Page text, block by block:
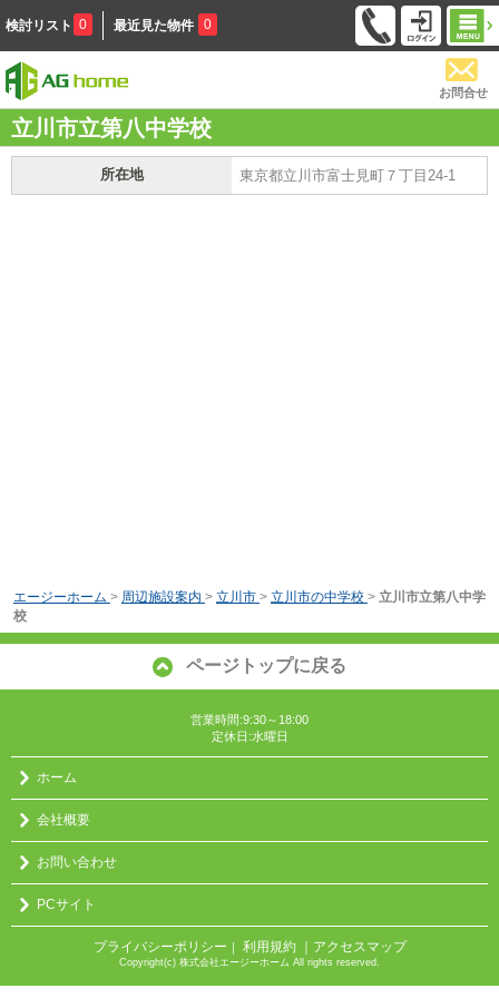
検討リスト 0 最近見た物件 0
お問合せ
立川市立第八中学校
所在地 東京都立川市富士見町７丁目24-1
エージーホーム > 周辺施設案内 > 立川市 > 立川市の中学校 > 立川市立第八中学
校
ページトップに戻る
営業時間:9:30～18:00
定休日:水曜日
ホーム
会社概要
お問い合わせ
PCサイト
プライバシーポリシー ｜ 利用規約 ｜アクセスマップ
Copyright(c) 株式会社エージーホーム All rights reserved.